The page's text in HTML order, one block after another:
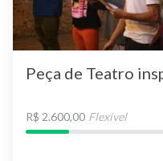
Peça de Teatro
R$ 2.600,00 Flexível